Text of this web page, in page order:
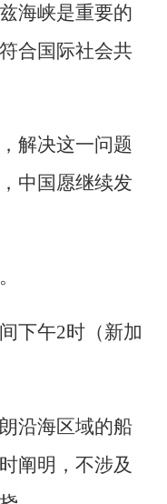
海峡是重要的
合国际社会共
解决这一问题
中国愿继续发
下午2时（新加
沿海区域的船
阐明，不涉及